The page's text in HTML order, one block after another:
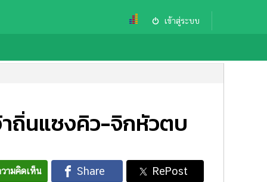
เข้าสู่ระบบ
าถิ่นแซงคิว-จิกหัวตบ
ามคิดเห็น